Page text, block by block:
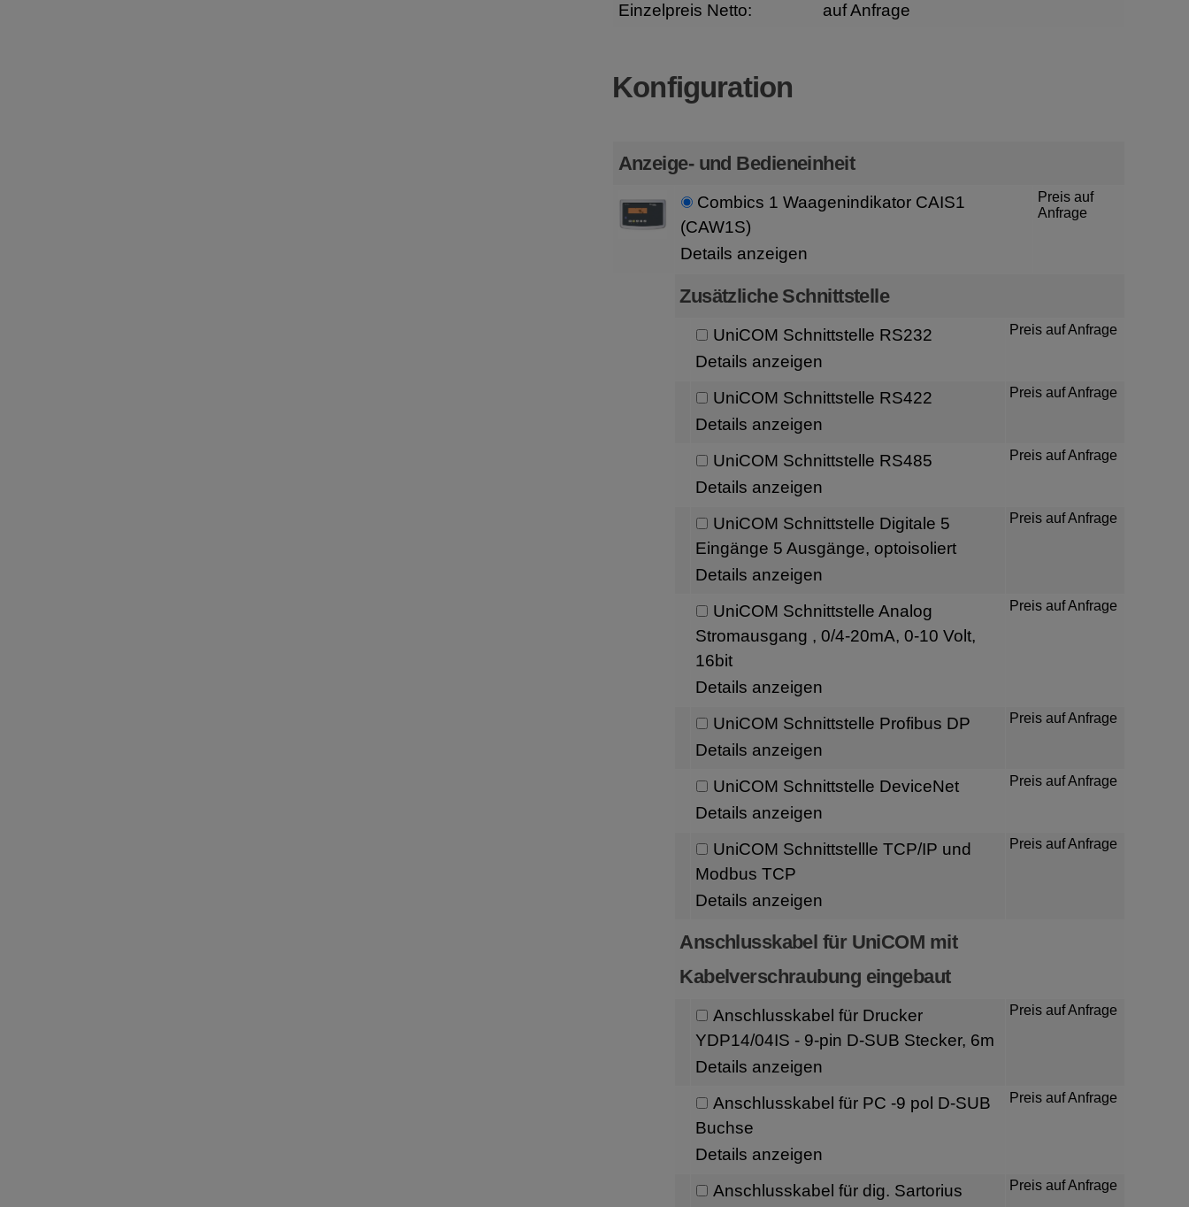
Einzelpreis Netto:
auf Anfrage
Konfiguration
Anzeige- und Bedieneinheit
Combics 1 Waagenindikator CAIS1
(CAW1S)
Details anzeigen
Preis auf
Anfrage
Zusätzliche Schnittstelle
UniCOM Schnittstelle RS232
Details anzeigen
Preis auf Anfrage
UniCOM Schnittstelle RS422
Details anzeigen
Preis auf Anfrage
UniCOM Schnittstelle RS485
Details anzeigen
Preis auf Anfrage
UniCOM Schnittstelle Digitale 5
Eingänge 5 Ausgänge, optoisoliert
Details anzeigen
Preis auf Anfrage
UniCOM Schnittstelle Analog
Stromausgang , 0/4-20mA, 0-10 Volt,
16bit
Details anzeigen
Preis auf Anfrage
UniCOM Schnittstelle Profibus DP
Details anzeigen
Preis auf Anfrage
UniCOM Schnittstelle DeviceNet
Details anzeigen
Preis auf Anfrage
UniCOM Schnittstellle TCP/IP und
Modbus TCP
Details anzeigen
Preis auf Anfrage
Anschlusskabel für UniCOM mit
Kabelverschraubung eingebaut
Anschlusskabel für Drucker
YDP14/04IS - 9-pin D-SUB Stecker, 6m
Details anzeigen
Preis auf Anfrage
Anschlusskabel für PC -9 pol D-SUB
Buchse
Details anzeigen
Preis auf Anfrage
Anschlusskabel für dig. Sartorius
Preis auf Anfrage